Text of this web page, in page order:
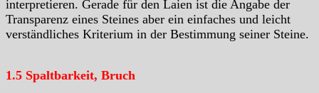
interpretieren. Gerade für den Laien ist die Angabe der
Transparenz eines Steines aber ein einfaches und leicht
verständliches Kriterium in der Bestimmung seiner Steine.
1.5 Spaltbarkeit, Bruch